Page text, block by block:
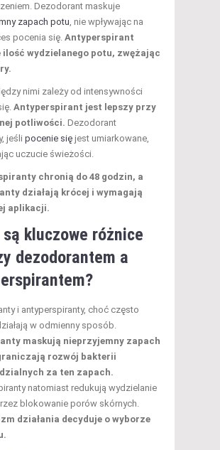
Dezodorant maskuje
zapach potu, nie wpływając na
pocenia się. Antyperspirant
ilość wydzielanego potu, zwężając
nimi zależy od intensywności
Antyperspirant jest lepszy przy
potliwości. Dezodorant
jeśli pocenie się jest umiarkowane,
uczucie świeżości.
chronią do 48 godzin, a
działają krócej i wymagają
aplikacji.
kluczowe różnice
dezodorantem a
i antyperspiranty, choć często
w odmienny sposób.
maskują nieprzyjemny zapach
rozwój bakterii
za ten zapach.
natomiast redukują wydzielanie
blokowanie porów skórnych.
działania decyduje o wyborze